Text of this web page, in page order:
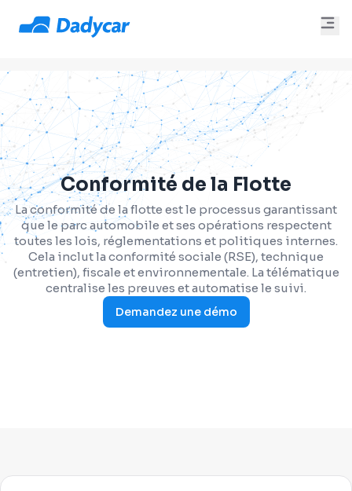
Conformité de la Flotte
La conformité de la flotte est le processus garantissant
que le parc automobile et ses opérations respectent
toutes les lois, réglementations et politiques internes.
Cela inclut la conformité sociale (RSE), technique
(entretien), fiscale et environnementale. La télématique
centralise les preuves et automatise le suivi.
Demandez une démo